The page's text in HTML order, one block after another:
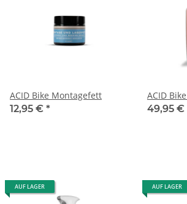
ACID Bike Montagefett
12,95 € *
ACID
49,95 €
AUF LAGER AUF LAGER